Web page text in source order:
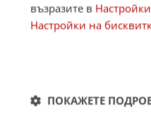
възразите в
Настройки на
ПОКАЖЕТЕ